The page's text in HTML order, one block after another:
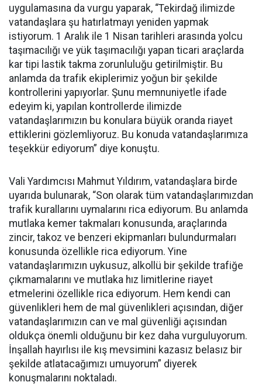
uygulamasına da vurgu yaparak, “Tekirdağ ilimizde
vatandaşlara şu hatırlatmayı yeniden yapmak
istiyorum. 1 Aralık ile 1 Nisan tarihleri arasında yolcu
taşımacılığı ve yük taşımacılığı yapan ticari araçlarda
kar tipi lastik takma zorunluluğu getirilmiştir. Bu
anlamda da trafik ekiplerimiz yoğun bir şekilde
kontrollerini yapıyorlar. Şunu memnuniyetle ifade
edeyim ki, yapılan kontrollerde ilimizde
vatandaşlarımızın bu konulara büyük oranda riayet
ettiklerini gözlemliyoruz. Bu konuda vatandaşlarımıza
teşekkür ediyorum” diye konuştu.
Vali Yardımcısı Mahmut Yıldırım, vatandaşlara birde
uyarıda bulunarak, “Son olarak tüm vatandaşlarımızdan
trafik kurallarını uymalarını rica ediyorum. Bu anlamda
mutlaka kemer takmaları konusunda, araçlarında
zincir, takoz ve benzeri ekipmanları bulundurmaları
konusunda özellikle rica ediyorum. Yine
vatandaşlarımızın uykusuz, alkollü bir şekilde trafiğe
çıkmamalarını ve mutlaka hız limitlerine riayet
etmelerini özellikle rica ediyorum. Hem kendi can
güvenlikleri hem de mal güvenlikleri açısından, diğer
vatandaşlarımızın can ve mal güvenliği açısından
oldukça önemli olduğunu bir kez daha vurguluyorum.
İnşallah hayırlısı ile kış mevsimini kazasız belasız bir
şekilde atlatacağımızı umuyorum” diyerek
konuşmalarını noktaladı.